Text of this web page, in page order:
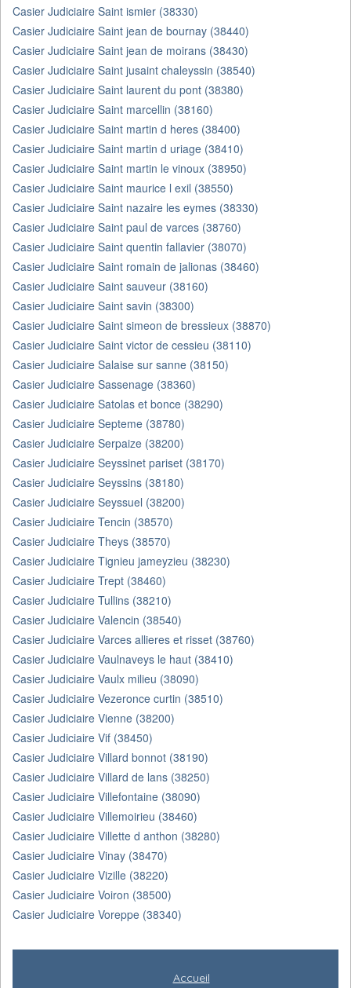
Casier Judiciaire Saint ismier (38330)
Casier Judiciaire Saint jean de bournay (38440)
Casier Judiciaire Saint jean de moirans (38430)
Casier Judiciaire Saint jusaint chaleyssin (38540)
Casier Judiciaire Saint laurent du pont (38380)
Casier Judiciaire Saint marcellin (38160)
Casier Judiciaire Saint martin d heres (38400)
Casier Judiciaire Saint martin d uriage (38410)
Casier Judiciaire Saint martin le vinoux (38950)
Casier Judiciaire Saint maurice l exil (38550)
Casier Judiciaire Saint nazaire les eymes (38330)
Casier Judiciaire Saint paul de varces (38760)
Casier Judiciaire Saint quentin fallavier (38070)
Casier Judiciaire Saint romain de jalionas (38460)
Casier Judiciaire Saint sauveur (38160)
Casier Judiciaire Saint savin (38300)
Casier Judiciaire Saint simeon de bressieux (38870)
Casier Judiciaire Saint victor de cessieu (38110)
Casier Judiciaire Salaise sur sanne (38150)
Casier Judiciaire Sassenage (38360)
Casier Judiciaire Satolas et bonce (38290)
Casier Judiciaire Septeme (38780)
Casier Judiciaire Serpaize (38200)
Casier Judiciaire Seyssinet pariset (38170)
Casier Judiciaire Seyssins (38180)
Casier Judiciaire Seyssuel (38200)
Casier Judiciaire Tencin (38570)
Casier Judiciaire Theys (38570)
Casier Judiciaire Tignieu jameyzieu (38230)
Casier Judiciaire Trept (38460)
Casier Judiciaire Tullins (38210)
Casier Judiciaire Valencin (38540)
Casier Judiciaire Varces allieres et risset (38760)
Casier Judiciaire Vaulnaveys le haut (38410)
Casier Judiciaire Vaulx milieu (38090)
Casier Judiciaire Vezeronce curtin (38510)
Casier Judiciaire Vienne (38200)
Casier Judiciaire Vif (38450)
Casier Judiciaire Villard bonnot (38190)
Casier Judiciaire Villard de lans (38250)
Casier Judiciaire Villefontaine (38090)
Casier Judiciaire Villemoirieu (38460)
Casier Judiciaire Villette d anthon (38280)
Casier Judiciaire Vinay (38470)
Casier Judiciaire Vizille (38220)
Casier Judiciaire Voiron (38500)
Casier Judiciaire Voreppe (38340)
Accueil